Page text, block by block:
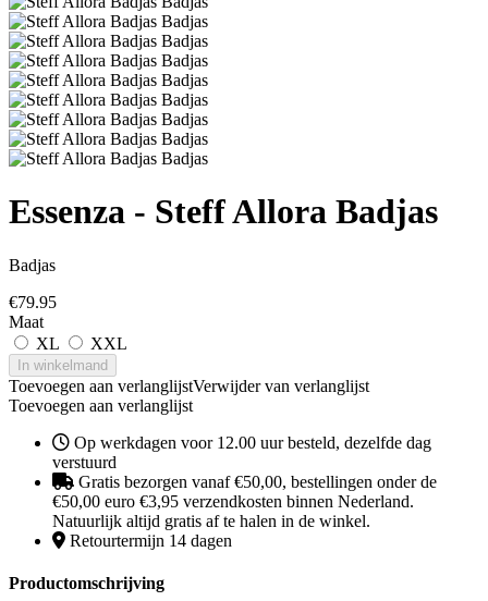
Essenza - Steff Allora Badjas
Badjas
€79.95
Maat
XL
XXL
In winkelmand
Toevoegen aan verlanglijstVerwijder van verlanglijst
Toevoegen aan verlanglijst
Op werkdagen voor 12.00 uur besteld, dezelfde dag
verstuurd
Gratis bezorgen vanaf €50,00, bestellingen onder de
€50,00 euro €3,95 verzendkosten binnen Nederland.
Natuurlijk altijd gratis af te halen in de winkel.
Retourtermijn 14 dagen
Productomschrijving